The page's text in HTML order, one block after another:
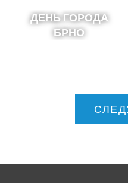
ДЕНЬ ГОРОДА
БРНО